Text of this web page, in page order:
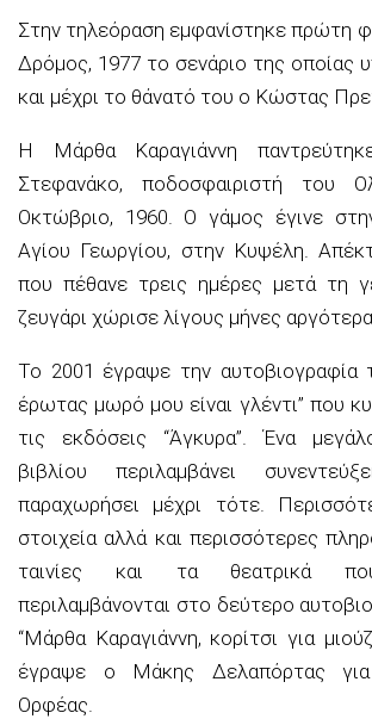
Στην τηλεόραση εμφανίστηκε πρώτη
Δρόμος, 1977 το σενάριο της οποίας
και μέχρι το θάνατό του ο Κώστας
Η Μάρθα Καραγιάννη
Στεφανάκο, ποδοσφαιριστή του
Οκτώβριο, 1960. Ο γάμος έγινε
Αγίου Γεωργίου, στην Κυψέλη.
που πέθανε τρεις ημέρες μετά τη
ζευγάρι χώρισε λίγους μήνες
Το 2001 έγραψε την αυτοβιογραφία
έρωτας μωρό μου είναι γλέντι” που
τις εκδόσεις “Άγκυρα”. Ένα
βιβλίου περιλαμβάνει
παραχωρήσει μέχρι τότε.
στοιχεία αλλά και περισσότερες
ταινίες και τα θεατρικά
περιλαμβάνονται στο δεύτερο
“Μάρθα Καραγιάννη, κορίτσι για
έγραψε ο Μάκης Δελαπόρτας για
Ορφέας.